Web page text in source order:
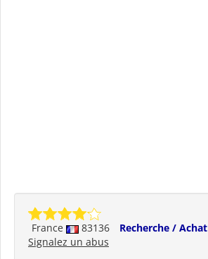
France 83136
Recherche / Achat
Signalez un abus